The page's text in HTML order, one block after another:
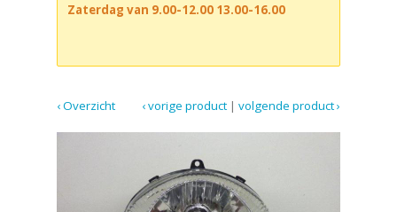
Zaterdag van 9.00-12.00 13.00-16.00
‹ Overzicht volgende product ›
|
‹ vorige product